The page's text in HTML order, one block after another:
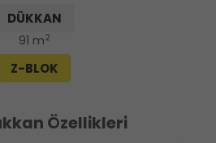
DÜKKAN
91 m2
Z-BLOK
Özellikleri